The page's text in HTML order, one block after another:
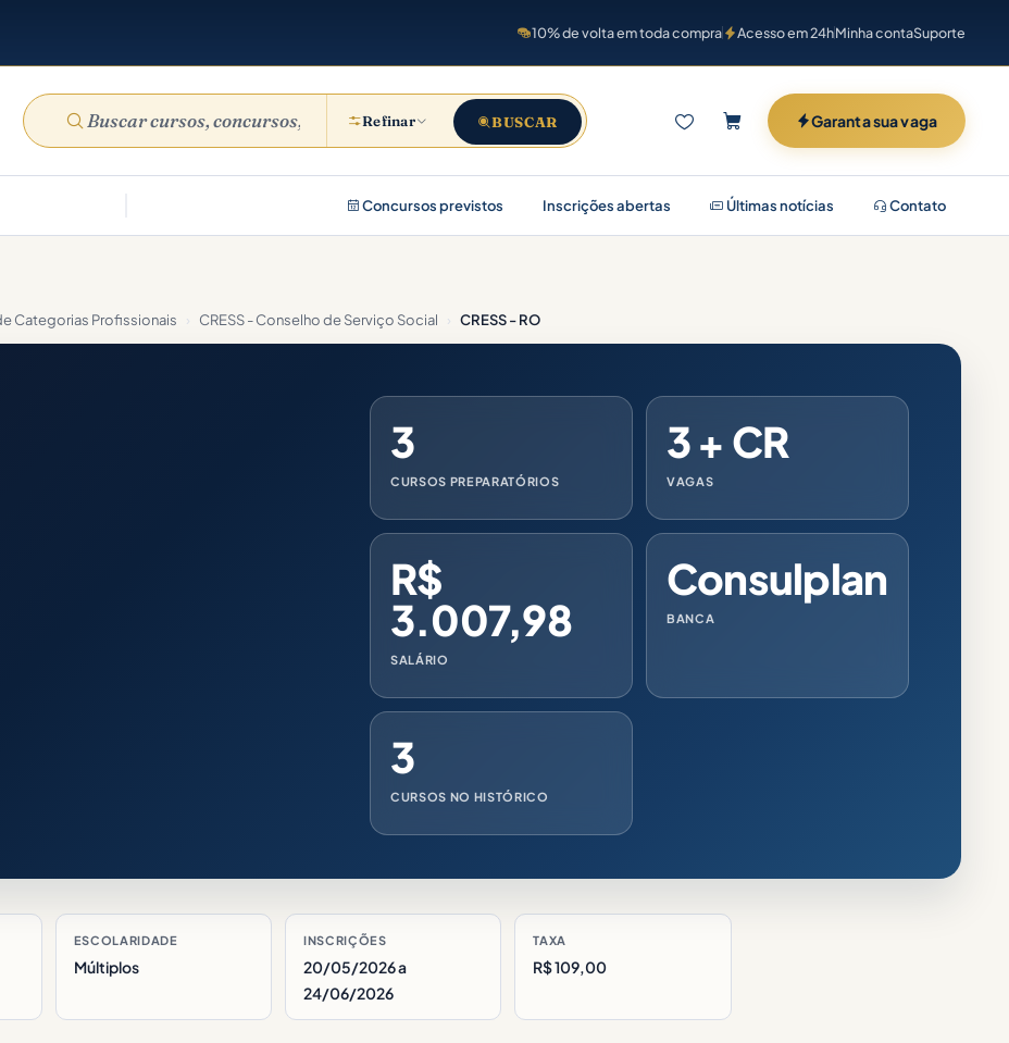
10% de volta em toda compra Acesso em 24hMinha contaSuporte
Refinar BUSCAR Garanta sua vaga
Concursos previstos Inscrições abertas Últimas notícias Contato
Categorias Profissionais › CRESS - Conselho de Serviço Social › CRESS - RO
3
CURSOS PREPARATÓRIOS
3 + CR
VAGAS
R$
3.007,98
SALÁRIO
Consulplan
BANCA
3
CURSOS NO HISTÓRICO
ESCOLARIDADE
Múltiplos
INSCRIÇÕES
20/05/2026 a
24/06/2026
TAXA
R$ 109,00